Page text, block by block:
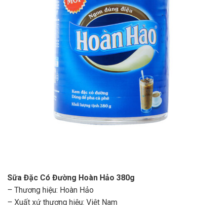
Sữa Đặc Có Đường Hoàn Hảo 380g
– Thương hiệu: Hoàn Hảo
– Xuất xứ thương hiệu: Việt Nam